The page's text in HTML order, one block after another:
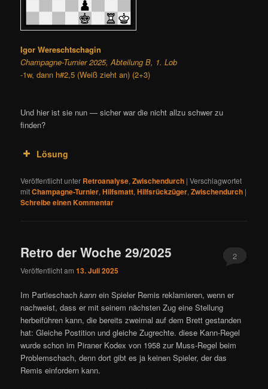
Igor Wereschtschagin
Champagne-Turnier 2025, Abteilung B, 1. Lob
-1w, dann h#2,5 (Weiß zieht an) (2+3)
Und hier ist sie nun — sicher war die nicht allzu schwer zu
finden?
Lösung
Veröffentlicht unter Retroanalyse,Zwischendurch |Verschlagwortet
mitChampagne-Turnier,Hilfsmatt,Hilfsrückzüger,Zwischendurch |
Schreibe einen Kommentar
Retro der Woche 29/2025
Veröffentlicht am13. Juli 2025
2
Im Partieschachkann ein Spieler Remis reklamieren, wenn er
nachweist, dass er mit seinem nächsten Zug eine Stellung
herbeiführen kann, die bereits zweimal auf dem Brett gestanden
hat: Gleiche Postition und gleiche Zugrechte. diese Kann-Regel
wurde schon im Piraner Kodex von 1958 zur Muss-Regel beim
Problemschach, denn dort gibt es ja keinen Spieler, der das
Remis einfordern kann.